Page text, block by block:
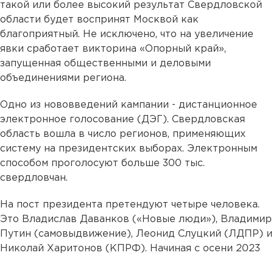
такой или более высокий результат Свердловской
области будет воспринят Москвой как
благоприятный. Не исключено, что на увеличение
явки сработает викторина «Опорный край»,
запущенная общественными и деловыми
объединениями региона.
Одно из нововведений кампании - дистанционное
электронное голосование (ДЭГ). Свердловская
область вошла в число регионов, применяющих
систему на президентских выборах. Электронным
способом проголосуют больше 300 тыс.
свердловчан.
На пост президента претендуют четыре человека.
Это Владислав Даванков («Новые люди»), Владимир
Путин (самовыдвижение), Леонид Слуцкий (ЛДПР) и
Николай Харитонов (КПРФ). Начиная с осени 2023